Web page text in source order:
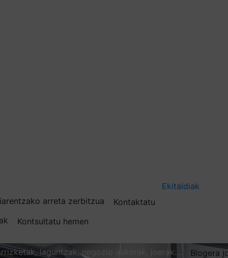
arreta zerbitzua
Kontaktatu
Kontsultatu hemen
Ekitaldiak
laguntzak, negozio aukerak, joerak… Blogera